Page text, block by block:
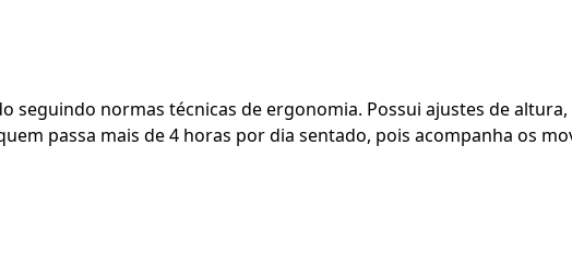
seguindo normas técnicas de ergonomia. Possui ajustes de
passa mais de 4 horas por dia sentado, pois acompanha os